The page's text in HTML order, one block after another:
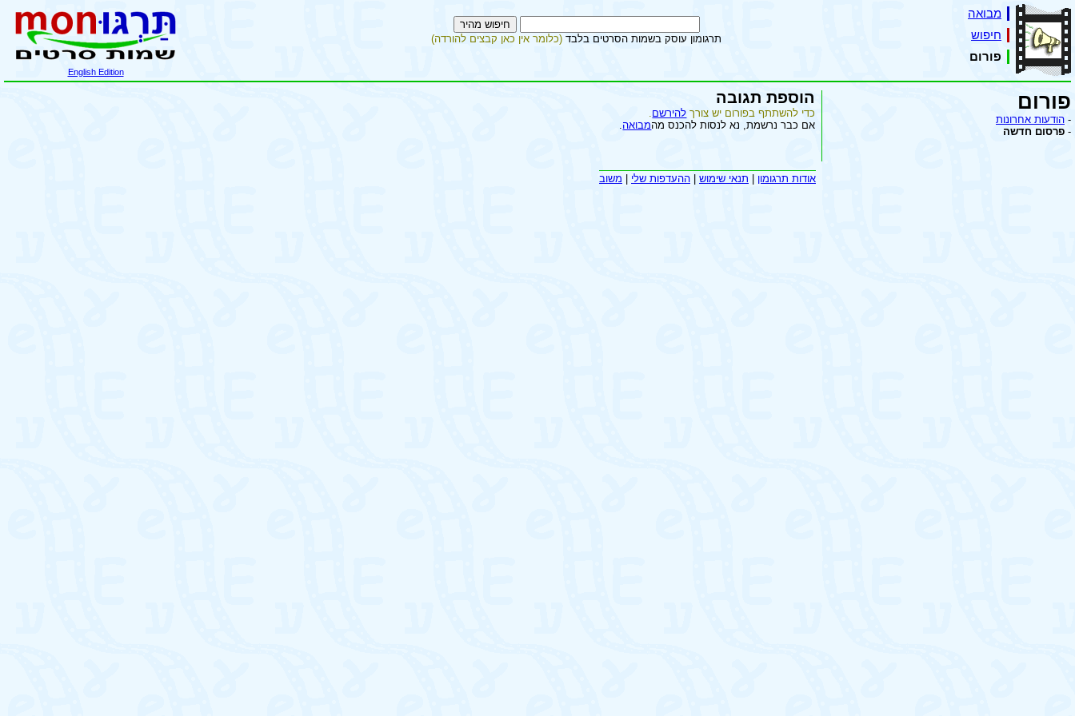
מבואה
חיפוש
פורום
תרגומון עוסק בשמות הסרטים בלבד (כלומר אין כאן קבצים להורדה)
English Edition
פורום
- הודעות אחרונות
- פרסום חדשה
הוספת תגובה
כדי להשתתף בפורום יש צורך להירשם.
אם כבר נרשמת, נא לנסות להכנס מהמבואה.
אודות תרגומון תנאי שימוש ההעדפות שלי משוב